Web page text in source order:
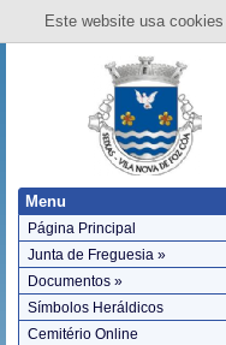
Este website usa
Menu
Página Principal
Junta de Freguesia »
Documentos »
Símbolos Heráldicos
Cemitério Online